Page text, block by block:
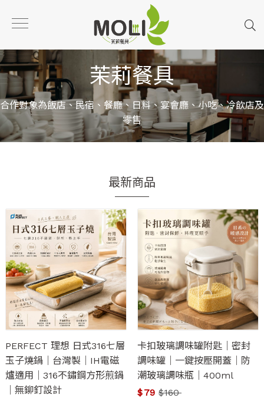
茉莉餐具
合作對象為飯店、民宿、餐廳、日料、宴會廳、小吃、冷飲店及
零售
最新商品
PERFECT 理想 日式316七層
玉子燒鍋｜台灣製｜IH電磁
爐適用｜316不鏽鋼方形煎鍋
｜無鉚釘設計
卡扣玻璃調味罐附匙｜密封
調味罐｜一鍵按壓開蓋｜防
潮玻璃調味瓶｜400ml
$160
$79